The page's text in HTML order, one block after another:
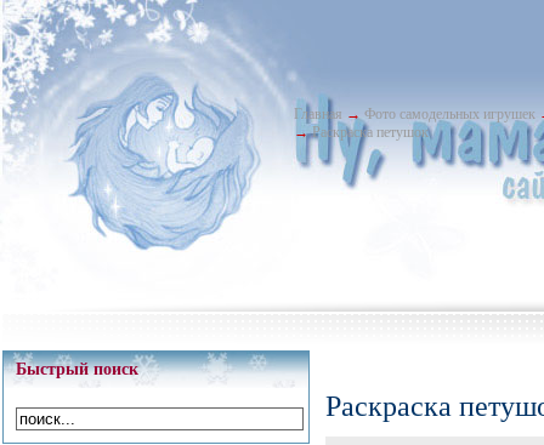
Главная → Фото самодельных игрушек
→Раскраска петушок
Быстрый поиск
Раскраска